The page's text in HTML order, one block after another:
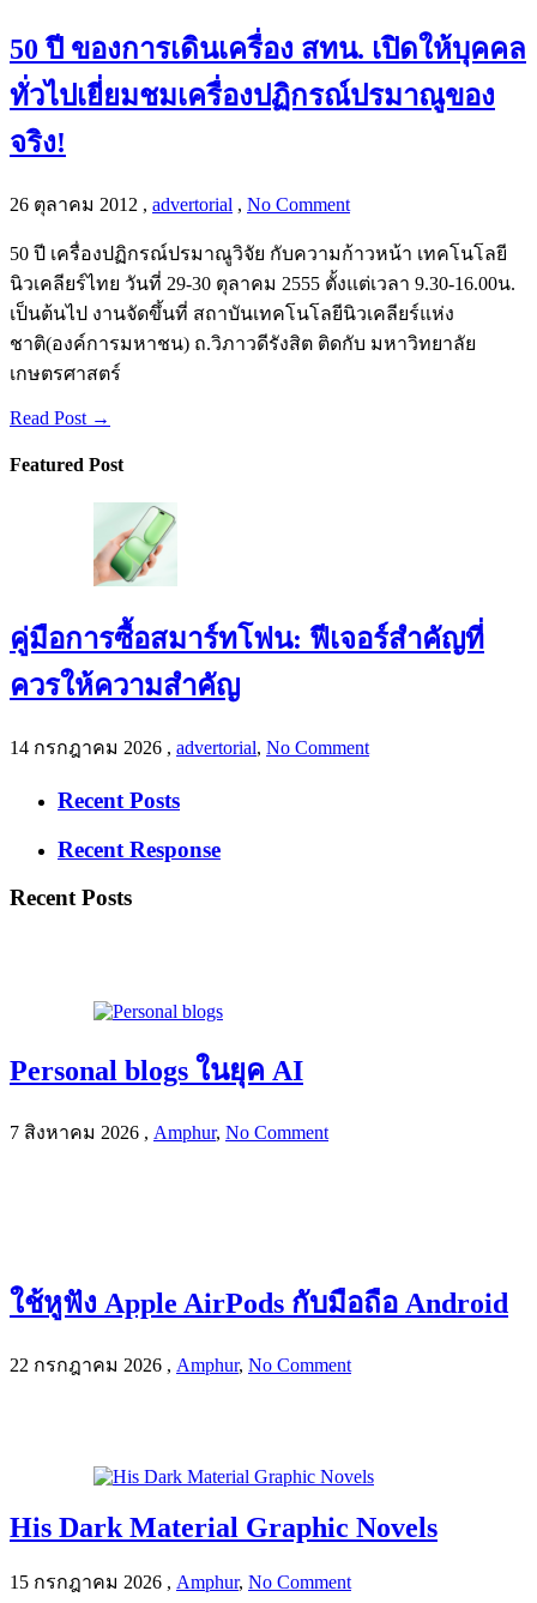
50 ปี ของการเดินเครื่อง สทน. เปิดให้บุคคล
ทั่วไปเยี่ยมชมเครื่องปฏิกรณ์ปรมาณูของ
จริง!
26 ตุลาคม 2012 , advertorial , No Comment
50 ปี เครื่องปฏิกรณ์ปรมาณูวิจัย กับความก้าวหน้า เทคโนโลยี
นิวเคลียร์ไทย วันที่ 29-30 ตุลาคม 2555 ตั้งแต่เวลา 9.30-16.00น.
เป็นต้นไป งานจัดขึ้นที่ สถาบันเทคโนโลยีนิวเคลียร์แห่ง
ชาติ(องค์การมหาชน) ถ.วิภาวดีรังสิต ติดกับ มหาวิทยาลัย
เกษตรศาสตร์
Read Post →
Featured Post
คู่มือการซื้อสมาร์ทโฟน: ฟีเจอร์สำคัญที่
ควรให้ความสำคัญ
14 กรกฎาคม 2026 , advertorial, No Comment
Recent Posts
Recent Response
Recent Posts
Personal blogs ในยุค AI
7 สิงหาคม 2026 , Amphur, No Comment
ใช้หูฟัง Apple AirPods กับมือถือ Android
22 กรกฎาคม 2026 , Amphur, No Comment
His Dark Material Graphic Novels
15 กรกฎาคม 2026 , Amphur, No Comment